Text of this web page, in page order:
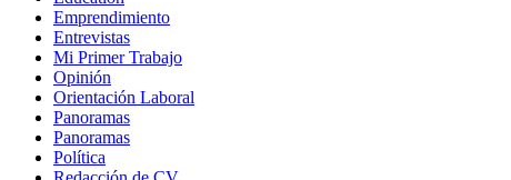
Emprendimiento
Entrevistas
Mi Primer Trabajo
Opinión
Orientación Laboral
Panoramas
Panoramas
Política